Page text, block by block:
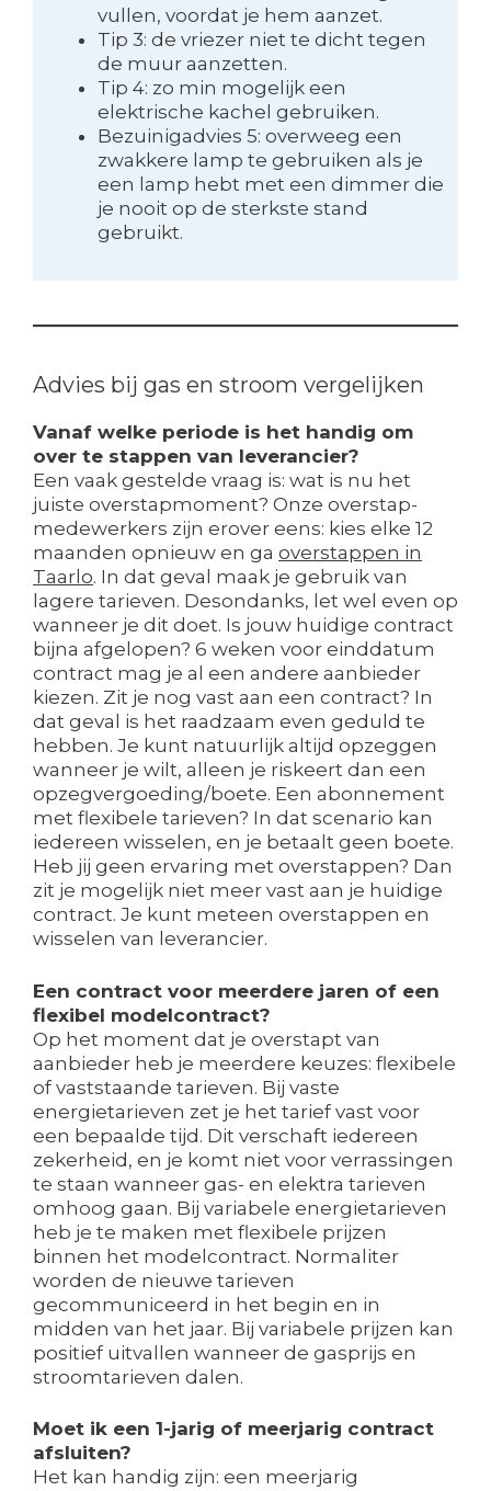
vullen, voordat je hem aanzet.
Tip 3: de vriezer niet te dicht tegen
de muur aanzetten.
Tip 4: zo min mogelijk een
elektrische kachel gebruiken.
Bezuinigadvies 5: overweeg een
zwakkere lamp te gebruiken als je
een lamp hebt met een dimmer die
je nooit op de sterkste stand
gebruikt.
Advies bij gas en stroom vergelijken
Vanaf welke periode is het handig om
over te stappen van leverancier?
Een vaak gestelde vraag is: wat is nu het
juiste overstapmoment? Onze overstap-
medewerkers zijn erover eens: kies elke 12
maanden opnieuw en ga overstappen in
Taarlo. In dat geval maak je gebruik van
lagere tarieven. Desondanks, let wel even op
wanneer je dit doet. Is jouw huidige contract
bijna afgelopen? 6 weken voor einddatum
contract mag je al een andere aanbieder
kiezen. Zit je nog vast aan een contract? In
dat geval is het raadzaam even geduld te
hebben. Je kunt natuurlijk altijd opzeggen
wanneer je wilt, alleen je riskeert dan een
opzegvergoeding/boete. Een abonnement
met flexibele tarieven? In dat scenario kan
iedereen wisselen, en je betaalt geen boete.
Heb jij geen ervaring met overstappen? Dan
zit je mogelijk niet meer vast aan je huidige
contract. Je kunt meteen overstappen en
wisselen van leverancier.
Een contract voor meerdere jaren of een
flexibel modelcontract?
Op het moment dat je overstapt van
aanbieder heb je meerdere keuzes: flexibele
of vaststaande tarieven. Bij vaste
energietarieven zet je het tarief vast voor
een bepaalde tijd. Dit verschaft iedereen
zekerheid, en je komt niet voor verrassingen
te staan wanneer gas- en elektra tarieven
omhoog gaan. Bij variabele energietarieven
heb je te maken met flexibele prijzen
binnen het modelcontract. Normaliter
worden de nieuwe tarieven
gecommuniceerd in het begin en in
midden van het jaar. Bij variabele prijzen kan
positief uitvallen wanneer de gasprijs en
stroomtarieven dalen.
Moet ik een 1-jarig of meerjarig contract
afsluiten?
Het kan handig zijn: een meerjarig